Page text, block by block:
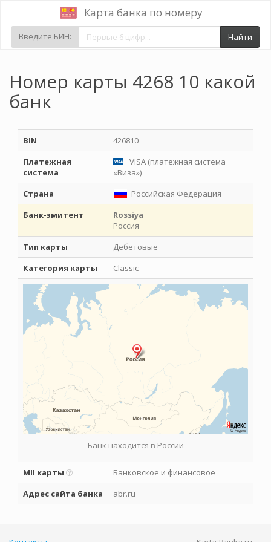
Карта банка по номеру
Введите БИН: Найти
Номер карты 4268 10 какой
банк
BIN
426810
Платежная
система
VISA (платежная система
«Виза»)
Страна
Российская Федерация
Банк-эмитент
Rossiya
Россия
Тип карты
Дебетовые
Категория карты
Classic
Банк находится в России
MII карты
Банковское и финансовое
Адрес сайта банка
abr.ru